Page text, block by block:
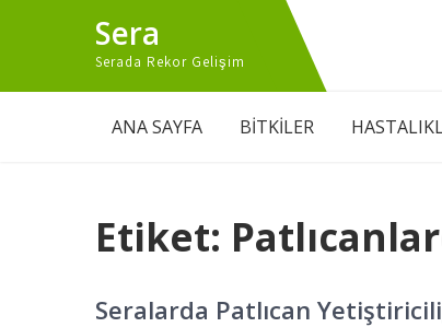
Sera
Serada Rekor Gelişim
ANA SAYFA BİTKİLER
Etiket:
Seralarda Patlıcan